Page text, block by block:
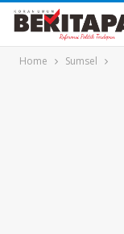
Home Sumsel